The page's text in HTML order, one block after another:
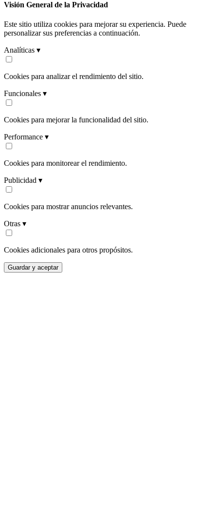
Visión General de la Privacidad
Este sitio utiliza cookies para mejorar su experiencia. Puede
personalizar sus preferencias a continuación.
Analíticas ▾
Cookies para analizar el rendimiento del sitio.
Funcionales ▾
Cookies para mejorar la funcionalidad del sitio.
Performance ▾
Cookies para monitorear el rendimiento.
Publicidad ▾
Cookies para mostrar anuncios relevantes.
Otras ▾
Cookies adicionales para otros propósitos.
Guardar y aceptar